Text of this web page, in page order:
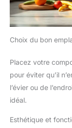
Choix du bon
Placez votre
pour éviter qu’il
l’évier ou de
idéal.
Esthétique et